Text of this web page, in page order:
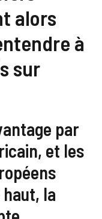
alors
à
sur
par
et les
la